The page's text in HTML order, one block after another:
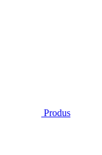
Produs